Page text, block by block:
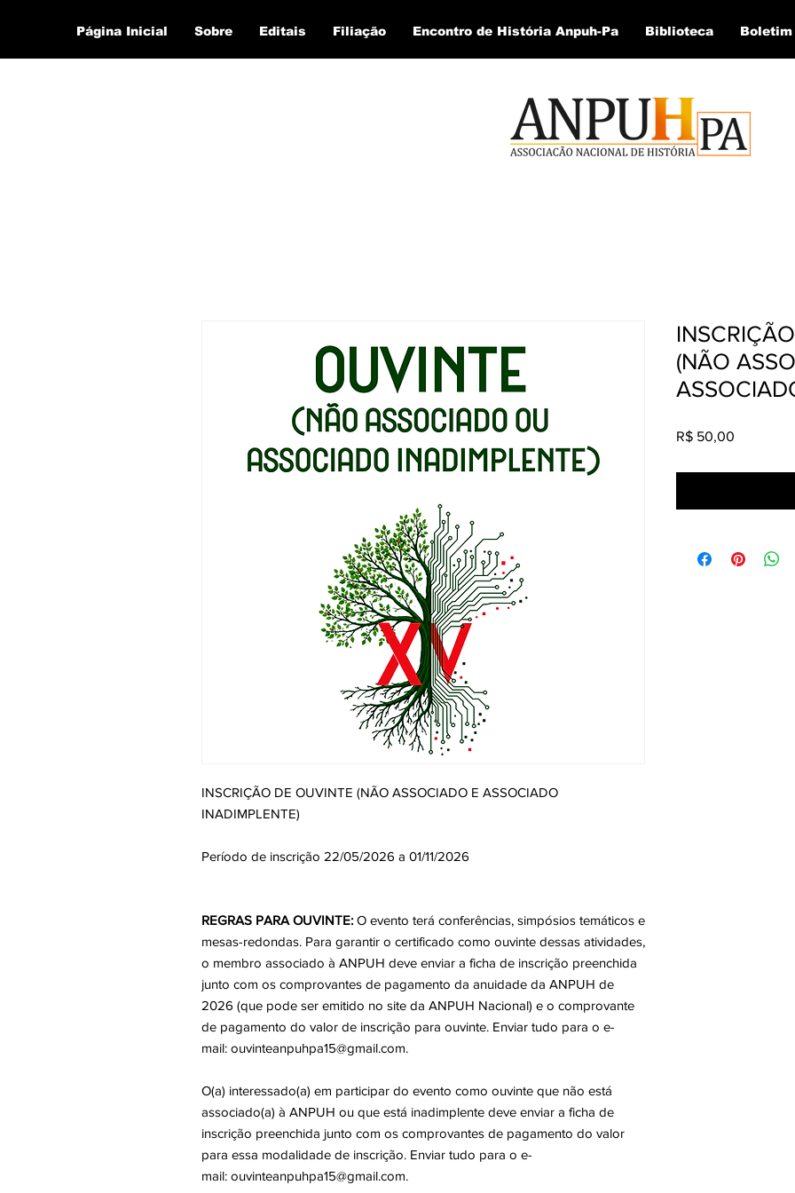
Página Inicial Sobre Editais Filiação Encontro de História Anpuh-Pa Biblioteca
INSCRIÇÃO DE OUVINTE (NÃO ASSOCIADO E ASSOCIADO
INADIMPLENTE)
Período de inscrição 22/05/2026 a 01/11/2026
REGRAS PARA OUVINTE: O evento terá conferências, simpósios temáticos e
mesas-redondas. Para garantir o certificado como ouvinte dessas atividades,
o membro associado à ANPUH deve enviar a ficha de inscrição preenchida
junto com os comprovantes de pagamento da anuidade da ANPUH de
2026 (que pode ser emitido no site da ANPUH Nacional) e o comprovante
de pagamento do valor de inscrição para ouvinte. Enviar tudo para o e-
mail: ouvinteanpuhpa15@gmail.com.
O(a) interessado(a) em participar do evento como ouvinte que não está
associado(a) à ANPUH ou que está inadimplente deve enviar a ficha de
inscrição preenchida junto com os comprovantes de pagamento do valor
para essa modalidade de inscrição. Enviar tudo para o e-
mail: ouvinteanpuhpa15@gmail.com.
(NÃO
R$ 50,00